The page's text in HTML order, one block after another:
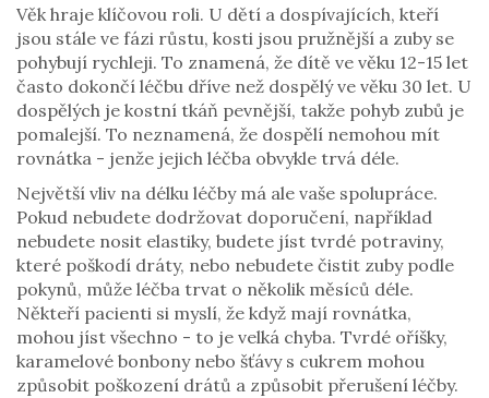
Věk hraje klíčovou roli. U dětí a dospívajících, kteří
jsou stále ve fázi růstu, kosti jsou pružnější a zuby se
pohybují rychleji. To znamená, že dítě ve věku 12-15 let
často dokončí léčbu dříve než dospělý ve věku 30 let. U
dospělých je kostní tkáň pevnější, takže pohyb zubů je
pomalejší. To neznamená, že dospělí nemohou mít
rovnátka - jenže jejich léčba obvykle trvá déle.
Největší vliv na délku léčby má ale vaše spolupráce.
Pokud nebudete dodržovat doporučení, například
nebudete nosit elastiky, budete jíst tvrdé potraviny,
které poškodí dráty, nebo nebudete čistit zuby podle
pokynů, může léčba trvat o několik měsíců déle.
Někteří pacienti si myslí, že když mají rovnátka,
mohou jíst všechno - to je velká chyba. Tvrdé oříšky,
karamelové bonbony nebo šťávy s cukrem mohou
způsobit poškození drátů a způsobit přerušení léčby.